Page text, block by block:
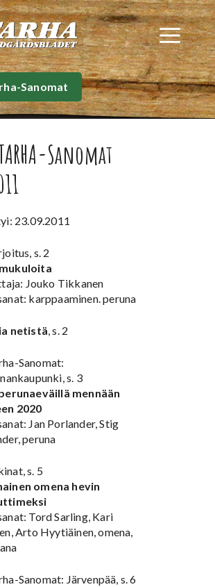
Sanomat
Sanomat
23.09.2011
s. 2
Jouko Tikkanen
karppaaminen. peruna
netistä, s. 2
Sanomat:
s. 3
mennään
2020
Jan Porlander, Stig
peruna
s. 5
omena hevin
Tord Sarling, Kari
Arto Hyytiäinen, omena,
Sanomat: Järvenpää, s. 6